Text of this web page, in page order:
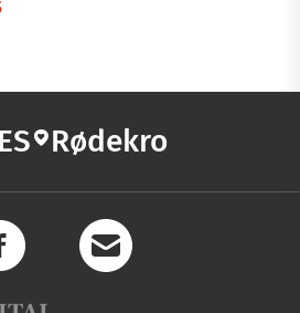
Rødekro